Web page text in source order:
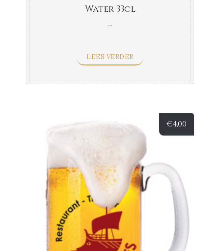
Water 33cl
...
LEES VERDER
€4,00